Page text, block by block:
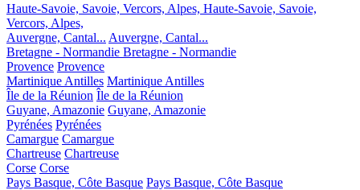
Haute-Savoie, Savoie, Vercors, Alpes, Haute-Savoie, Savoie,
Vercors, Alpes,
Auvergne, Cantal... Auvergne, Cantal...
Bretagne - Normandie Bretagne - Normandie
Provence Provence
Martinique Antilles Martinique Antilles
Île de la Réunion Île de la Réunion
Guyane, Amazonie Guyane, Amazonie
Pyrénées Pyrénées
Camargue Camargue
Chartreuse Chartreuse
Corse Corse
Pays Basque, Côte Basque Pays Basque, Côte Basque